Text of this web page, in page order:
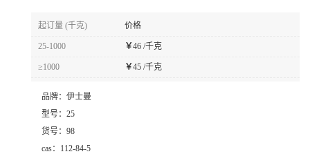
起订量 (千克) 价格
25-1000 ￥46 /千克
≥1000 ￥45 /千克
品牌： 伊士曼
型号： 25
货号： 98
cas： 112-84-5